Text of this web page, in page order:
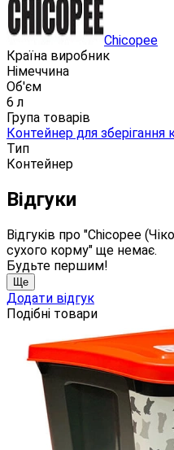
Chicopee
Країна виробник
Німеччина
Об'єм
6 л
Група товарів
Контейнер для зберігання
Тип
Контейнер
Відгуки
Відгуків про "Chicopee
сухого корму" ще немає.
Будьте першим!
Ще
Додати відгук
Подібні товари